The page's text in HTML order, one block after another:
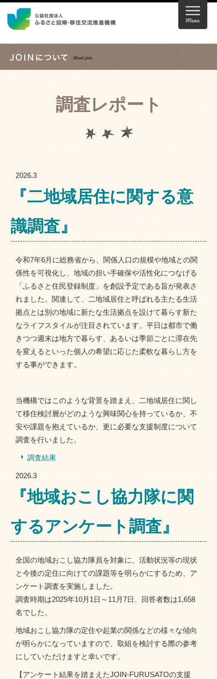
調査レポート
2026.3
『二地域居住に関する意
識調査』
令和7年6月に総務省から、関係人口の規模や地域との関
係性を可視化し、地域の担い手確保や活性化につなげる
「ふるさと住民登録制度」を創設予定である旨が発表さ
れました。関連して、二地域居住と呼ばれる主たる生活
拠点とは別の地域に新たな生活拠点を設けて暮らす新た
なライフスタイルが注目されています。平日は都市で働
きつつ週末は地方で暮らす、あるいは季節ごとに滞在先
を変えるといった個人の希望に応じた柔軟な暮らし方を
する事ができます。
当機構ではこのような背景を踏まえ、二地域居住に関し
て移住検討層がどのような興味関心を持っているか、不
安や課題を抱えているか、更に必要な支援制度について
調査を行いました。
調査結果
2026.3
『地域おこし協力隊に関
するアンケート調査』
全国の地域おこし協力隊員を対象に、活動状況等の現状
と今後の定住に向けての課題等を明らかにするため、ア
ンケート調査を実施しました。
調査時期は2025年10月1日～11月7日、回答者数は1,658
名でした。
地域おこし協力隊の定住や起業の関係などの様々な傾向
が明らかになっていますので、取組を検討する際の参考
にしていただけますと幸いです。
【アンケート結果を踏まえたJOIN-FURUSATOの支援